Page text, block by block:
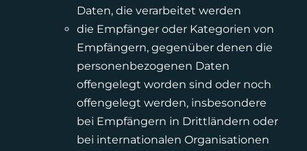
Daten, die verarbeitet werden
die Empfänger oder Kategorien von
Empfängern, gegenüber denen die
personenbezogenen Daten
offengelegt worden sind oder noch
offengelegt werden, insbesondere
bei Empfängern in Drittländern oder
bei internationalen Organisationen